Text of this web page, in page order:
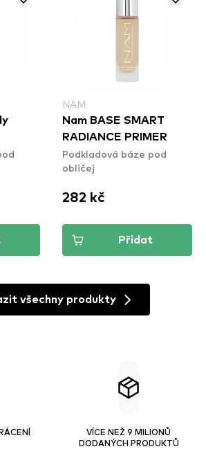
NAM
Nam BASE SMART
RADIANCE PRIMER
Podkladová báze pod
obličej
282 kč
Přidat
všechny produkty
VÍCE NEŽ 9 MILIONŮ
DODANÝCH PRODUKTŮ